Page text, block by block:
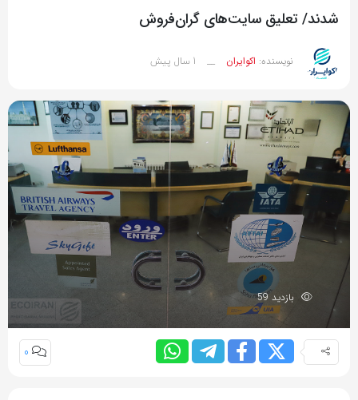
شدند/ تعلیق سایت‌های گران‌فروش
نویسنده: اکوایران __ 1 سال پیش
بازدید 59
0